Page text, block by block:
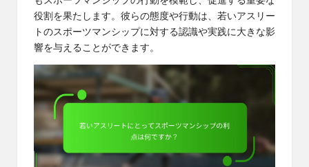
役割を果たします。彼らの態度や行動は、若いアスリー
トのスポーツマンシップに対する認識や実践に大きな影
響を与えることができます。